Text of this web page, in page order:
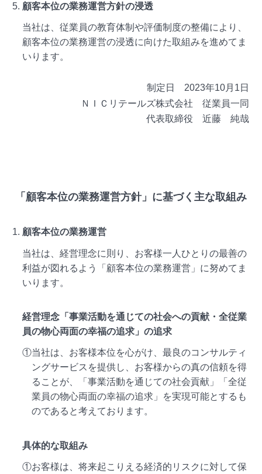
顧客本位の業務運営方針の浸透
当社は、従業員の教育体制や評価制度の整備により、
顧客本位の業務運営の浸透に向けた取組みを進めてま
いります。
制定日 2023年10月1日
ＮＩＣリテールズ株式会社 従業員一同
代表取締役 近藤 純哉
「顧客本位の業務運営方針」に基づく主な取組み
顧客本位の業務運営
当社は、経営理念に則り、お客様一人ひとりの最善の
利益が図れるよう「顧客本位の業務運営」に努めてま
いります。
経営理念「事業活動を通じての社会への貢献・全従業
員の物心両面の幸福の追求」の追求
①当社は、お客様本位を心がけ、最良のコンサルティ
ングサービスを提供し、お客様からの真の信頼を得
ることが、「事業活動を通じての社会貢献」「全従
業員の物心両面の幸福の追求」を実現可能とするも
のであると考えております。
具体的な取組み
①お客様は、将来起こりえる経済的リスクに対して保